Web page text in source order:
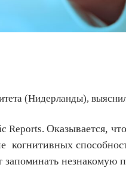
(Нидерланды),
Reports. Оказывается,
незнакомую